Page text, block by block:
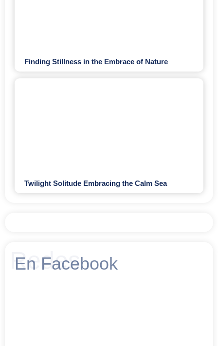
Finding Stillness in the Embrace of Nature
Twilight Solitude Embracing the Calm Sea
Redes
En Facebook